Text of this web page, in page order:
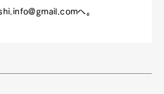
へ。